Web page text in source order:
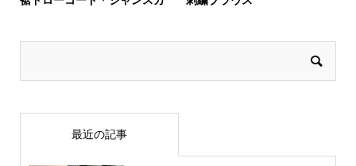
最近の記事